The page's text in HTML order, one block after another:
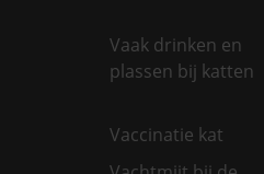
Vaak drinken en
plassen bij katten
Vaccinatie kat